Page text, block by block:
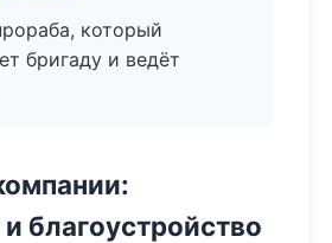
который
бригаду и ведёт
благоустройство